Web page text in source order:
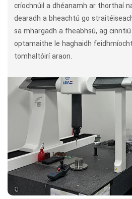
críochnúil a dhéanamh ar thorthaí
dearadh a bheachtú go
sa mhargadh a fheabhsú, ag
optamaithe le haghaidh
tomhaltóirí araon.